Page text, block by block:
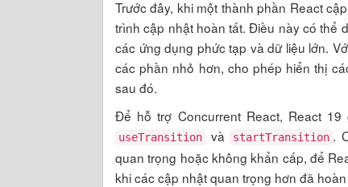
Trước đây, khi một thành phần React
trình cập nhật hoàn tất. Điều này có thể
các ứng dụng phức tạp và dữ liệu lớn.
các phần nhỏ hơn, cho phép hiển thị
sau đó.
Để hỗ trợ Concurrent React, React
useTransition và startTransition .
quan trọng hoặc không khẩn cấp, để
khi các cập nhật quan trọng hơn đã hoàn